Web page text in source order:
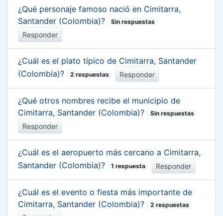
¿Qué personaje famoso nació en Cimitarra,
Santander (Colombia)?
Sin respuestas
Responder
¿Cuál es el plato típico de Cimitarra, Santander
(Colombia)?
2 respuestas Responder
¿Qué otros nombres recibe el municipio de
Cimitarra, Santander (Colombia)?
Sin respuestas
Responder
¿Cuál es el aeropuerto más cercano a Cimitarra,
Santander (Colombia)?
1 respuesta Responder
¿Cuál es el evento o fiesta más importante de
Cimitarra, Santander (Colombia)?
2 respuestas